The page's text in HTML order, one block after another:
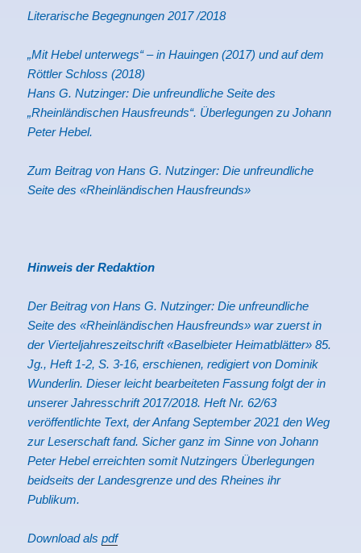
Literarische Begegnungen 2017 /2018
„Mit Hebel unterwegs“ – in Hauingen (2017) und auf dem
Röttler Schloss (2018)
Hans G. Nutzinger: Die unfreundliche Seite des
„Rheinländischen Hausfreunds“. Überlegungen zu Johann
Peter Hebel.
Zum Beitrag von Hans G. Nutzinger: Die unfreundliche
Seite des «Rheinländischen Hausfreunds»
Hinweis der Redaktion
Der Beitrag von Hans G. Nutzinger:Die unfreundliche
Seite des «Rheinländischen Hausfreunds»war zuerst in
der Vierteljahreszeitschrift «Baselbieter Heimatblätter» 85.
Jg., Heft 1-2, S. 3-16, erschienen, redigiert von Dominik
Wunderlin. Dieser leicht bearbeiteten Fassung folgt der in
unserer Jahresschrift 2017/2018. Heft Nr. 62/63
veröffentlichte Text, der Anfang September 2021 den Weg
zur Leserschaft fand. Sicher ganz im Sinne von Johann
Peter Hebel erreichten somit Nutzingers Überlegungen
beidseits der Landesgrenze und des Rheines ihr
Publikum.
Download alspdf